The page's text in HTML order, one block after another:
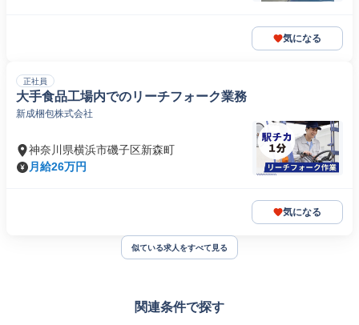
気になる
正社員
大手食品工場内でのリーチフォーク業務
新成梱包株式会社
神奈川県横浜市磯子区新森町
月給26万円
気になる
似ている求人をすべて見る
関連条件で探す